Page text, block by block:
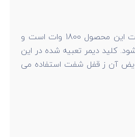
که به اسم روتر نجاری نیز شناخته می شود. یک نوع فرز مناسب برش دادن و تراش قطعات چوبی می باشد. موتور پرقدرت این محصول 1800 وات است و
می شود. کلید دیمر تعبیه شده در این
گفته می شود که برای تعویض آن ز قفل شفت استفاده می